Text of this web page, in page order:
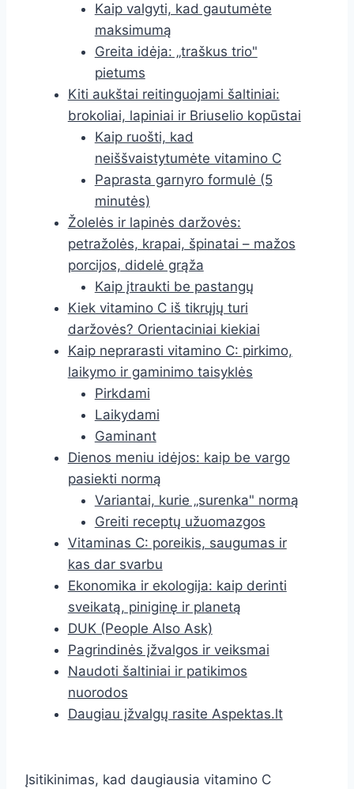
Kaip valgyti, kad gautumėte
maksimumą
Greita idėja: „traškus trio"
pietums
Kiti aukštai reitinguojami šaltiniai:
brokoliai, lapiniai ir Briuselio kopūstai
Kaip ruošti, kad
neiššvaistytumėte vitamino C
Paprasta garnyro formulė (5
minutės)
Žolelės ir lapinės daržovės:
petražolės, krapai, špinatai – mažos
porcijos, didelė grąža
Kaip įtraukti be pastangų
Kiek vitamino C iš tikrųjų turi
daržovės? Orientaciniai kiekiai
Kaip neprarasti vitamino C: pirkimo,
laikymo ir gaminimo taisyklės
Pirkdami
Laikydami
Gaminant
Dienos meniu idėjos: kaip be vargo
pasiekti normą
Variantai, kurie „surenka" normą
Greiti receptų užuomazgos
Vitaminas C: poreikis, saugumas ir
kas dar svarbu
Ekonomika ir ekologija: kaip derinti
sveikatą, piniginę ir planetą
DUK (People Also Ask)
Pagrindinės įžvalgos ir veiksmai
Naudoti šaltiniai ir patikimos
nuorodos
Daugiau įžvalgų rasite Aspektas.lt
Įsitikinimas, kad daugiausia vitamino C